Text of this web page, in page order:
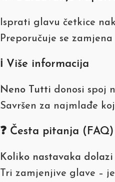
Isprati glavu četkice
Preporučuje se
ℹ️ Više informacija
Neno Tutti donosi spoj
Savršen za najmlađe
❓ Česta pitanja (FAQ)
Koliko nastavaka
Tri zamjenjive glave –